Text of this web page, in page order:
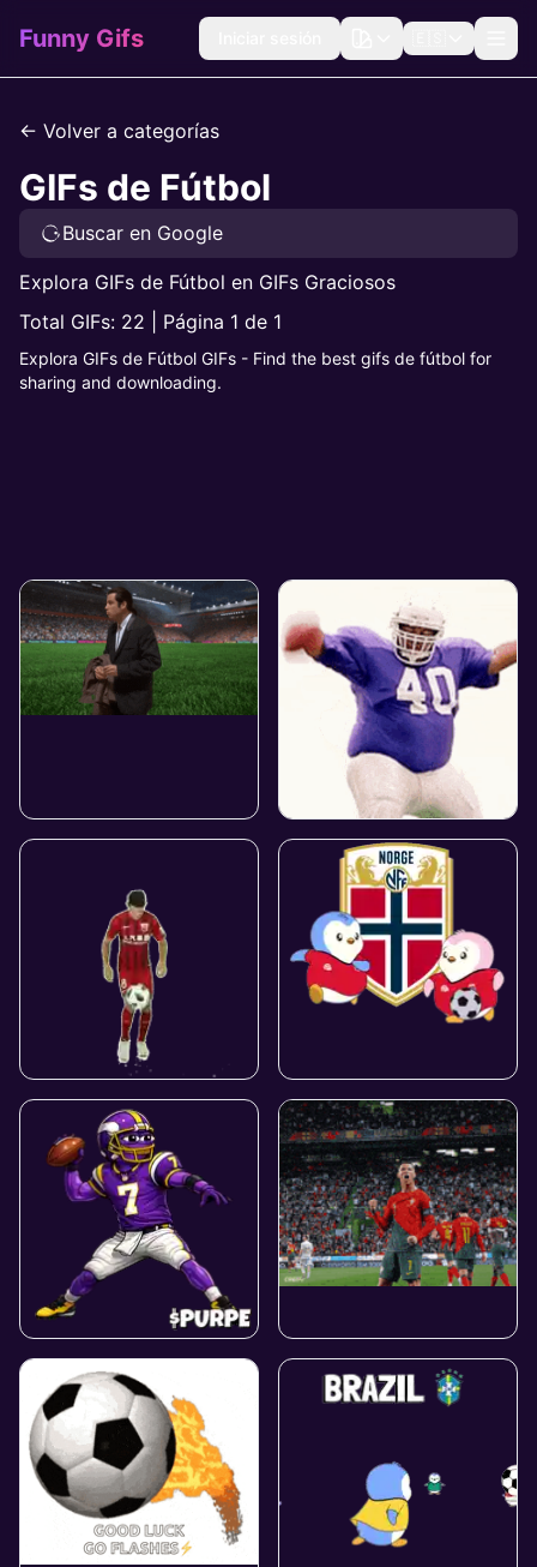
Funny Gifs
← Volver a categorías
GIFs de Fútbol
Buscar en Google
Explora GIFs de Fútbol en GIFs Graciosos
Total GIFs: 22 | Página 1 de 1
Explora GIFs de Fútbol GIFs - Find the best gifs de fútbol for
sharing and downloading.